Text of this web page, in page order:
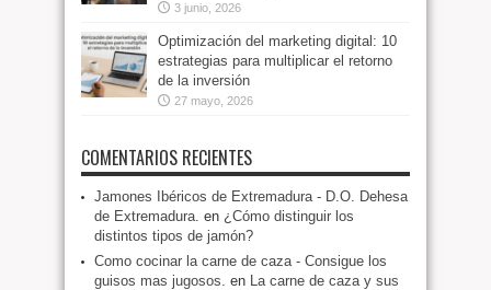
3 junio, 2026
Optimización del marketing digital: 10
estrategias para multiplicar el retorno
de la inversión
27 mayo, 2026
COMENTARIOS RECIENTES
Jamones Ibéricos de Extremadura - D.O. Dehesa
de Extremadura. en ¿Cómo distinguir los
distintos tipos de jamón?
Como cocinar la carne de caza - Consigue los
guisos mas jugosos. en La carne de caza y sus